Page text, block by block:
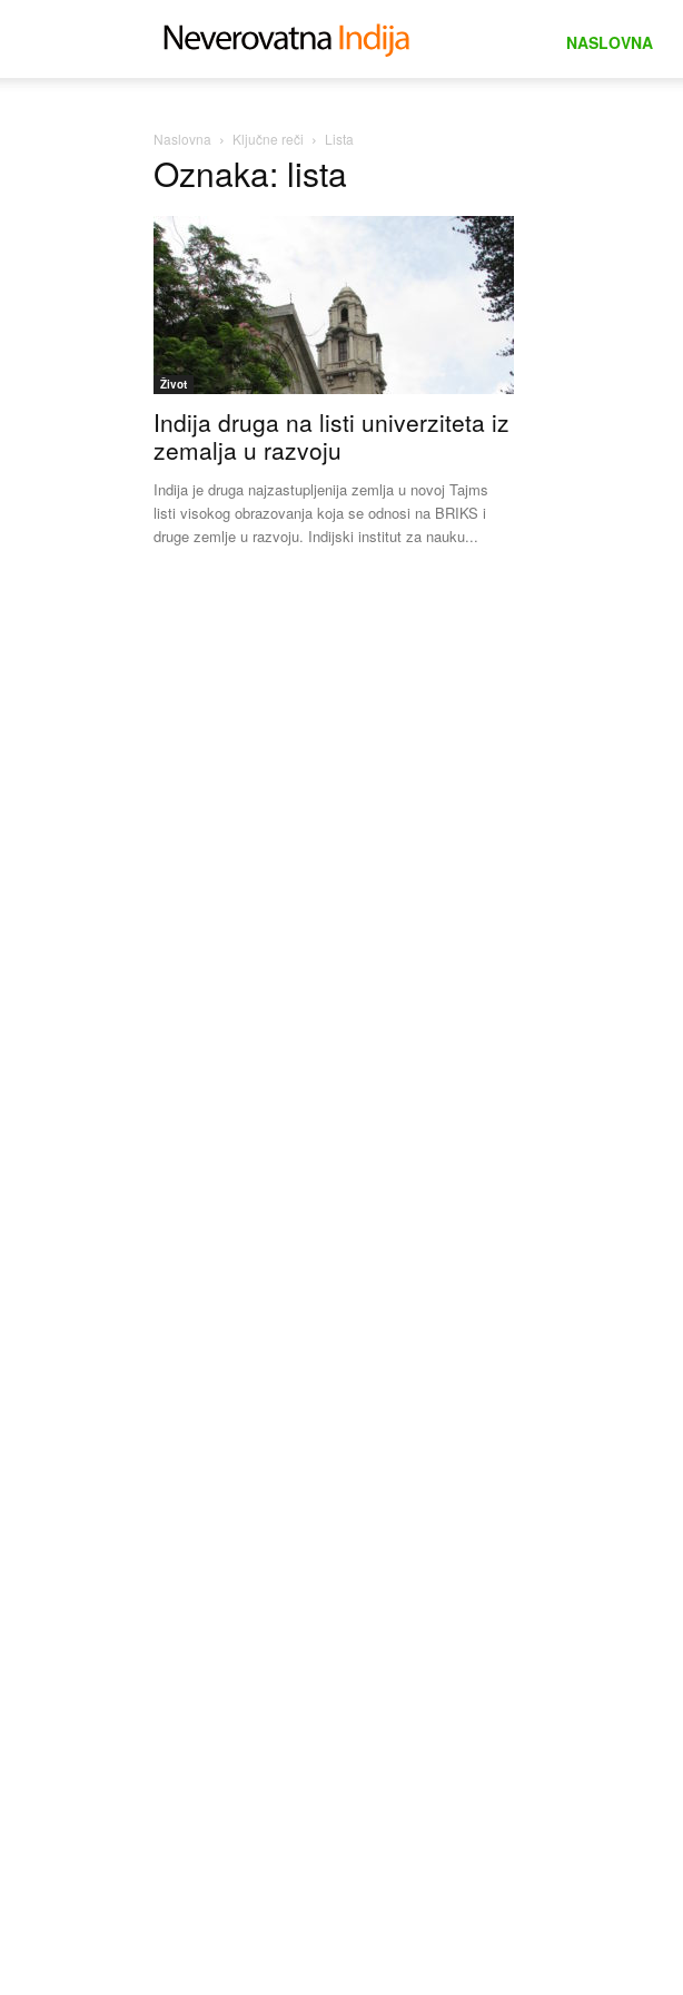
NASLOVNA
Naslovna Ključne reči Lista
Oznaka: lista
Život
Indija druga na listi univerziteta iz
zemalja u razvoju
Indija je druga najzastupljenija zemlja u novoj Tajms
listi visokog obrazovanja koja se odnosi na BRIKS i
druge zemlje u razvoju. Indijski institut za nauku...